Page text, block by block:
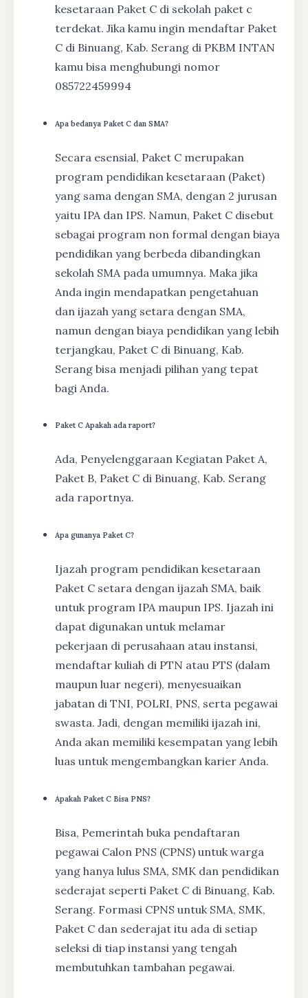
kesetaraan Paket C di sekolah paket c
terdekat. Jika kamu ingin mendaftar Paket
C di Binuang, Kab. Serang di PKBM INTAN
kamu bisa menghubungi nomor
085722459994
Apa bedanya Paket C dan SMA?
Secara esensial, Paket C merupakan
program pendidikan kesetaraan (Paket)
yang sama dengan SMA, dengan 2 jurusan
yaitu IPA dan IPS. Namun, Paket C disebut
sebagai program non formal dengan biaya
pendidikan yang berbeda dibandingkan
sekolah SMA pada umumnya. Maka jika
Anda ingin mendapatkan pengetahuan
dan ijazah yang setara dengan SMA,
namun dengan biaya pendidikan yang lebih
terjangkau, Paket C di Binuang, Kab.
Serang bisa menjadi pilihan yang tepat
bagi Anda.
Paket C Apakah ada raport?
Ada, Penyelenggaraan Kegiatan Paket A,
Paket B, Paket C di Binuang, Kab. Serang
ada raportnya.
Apa gunanya Paket C?
Ijazah program pendidikan kesetaraan
Paket C setara dengan ijazah SMA, baik
untuk program IPA maupun IPS. Ijazah ini
dapat digunakan untuk melamar
pekerjaan di perusahaan atau instansi,
mendaftar kuliah di PTN atau PTS (dalam
maupun luar negeri), menyesuaikan
jabatan di TNI, POLRI, PNS, serta pegawai
swasta. Jadi, dengan memiliki ijazah ini,
Anda akan memiliki kesempatan yang lebih
luas untuk mengembangkan karier Anda.
Apakah Paket C Bisa PNS?
Bisa, Pemerintah buka pendaftaran
pegawai Calon PNS (CPNS) untuk warga
yang hanya lulus SMA, SMK dan pendidikan
sederajat seperti Paket C di Binuang, Kab.
Serang. Formasi CPNS untuk SMA, SMK,
Paket C dan sederajat itu ada di setiap
seleksi di tiap instansi yang tengah
membutuhkan tambahan pegawai.